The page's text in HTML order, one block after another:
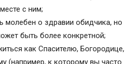
с ним;
молебен о здравии обидчика, но
быть более конкретной;
как Спасителю, Богородице,
(например, к которому вы часто